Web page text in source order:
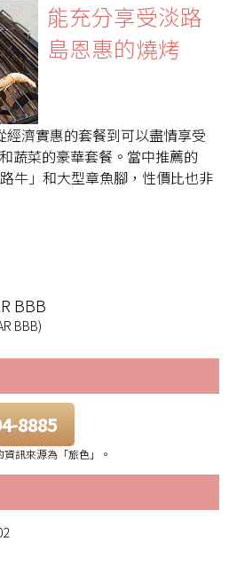
能充分享受淡路
島恩惠的燒烤
經濟實惠的套餐到可以盡情享受
蔬菜的豪華套餐。當中推薦的
牛」和大型章魚腳，性價比也非
BBB
BBB)
8885
訊來源為「旅色」。